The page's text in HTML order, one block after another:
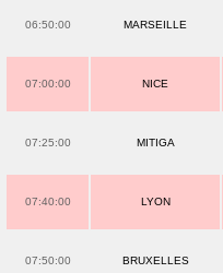
06:50:00 MARSEILLE
07:00:00 NICE
07:25:00 MITIGA
07:40:00 LYON
07:50:00 BRUXELLES